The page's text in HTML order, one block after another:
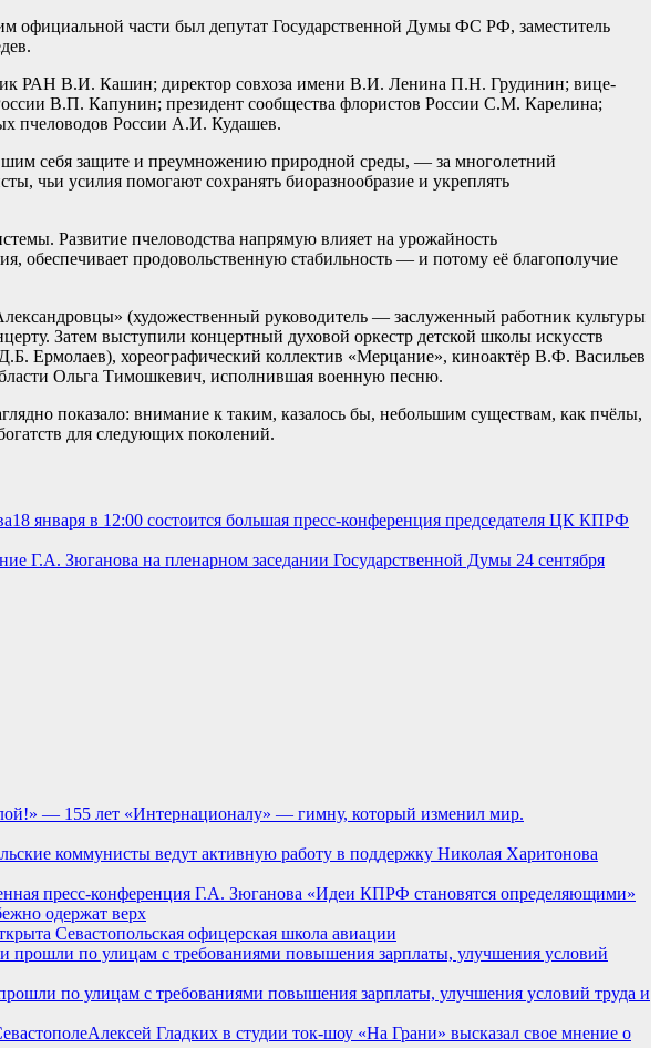
официальной части был депутат Государственной Думы ФС РФ, заместитель
РАН В.И. Кашин; директор совхоза имени В.И. Ленина П.Н. Грудинин; вице-
В.П. Капунин; президент сообщества флористов России С.М. Карелина;
пчеловодов России А.И. Кудашев.
себя защите и преумножению природной среды, — за многолетний
чьи усилия помогают сохранять биоразнообразие и укреплять
Развитие пчеловодства напрямую влияет на урожайность
обеспечивает продовольственную стабильность — и потому её благополучие
(художественный руководитель — заслуженный работник культуры
Затем выступили концертный духовой оркестр детской школы искусств
Ермолаев), хореографический коллектив «Мерцание», киноактёр В.Ф. Васильев
Ольга Тимошкевич, исполнившая военную песню.
показало: внимание к таким, казалось бы, небольшим существам, как пчёлы,
для следующих поколений.
18 января в 12:00 состоится большая пресс-конференция председателя ЦК КПРФ
Г.А. Зюганова на пленарном заседании Государственной Думы 24 сентября
— 155 лет «Интернационалу» — гимну, который изменил мир.
коммунисты ведут активную работу в поддержку Николая Харитонова
пресс-конференция Г.А. Зюганова «Идеи КПРФ становятся определяющими»
одержат верх
Севастопольская офицерская школа авиации
по улицам с требованиями повышения зарплаты, улучшения условий труда и
Алексей Гладких в студии ток-шоу «На Грани» высказал свое мнение о